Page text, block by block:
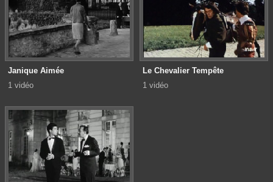
Janique Aimée
1 vidéo
Le Chevalier Tempête
1 vidéo